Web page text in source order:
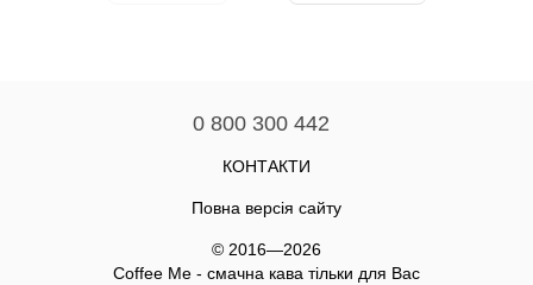
0 800 300 442
КОНТАКТИ
Повна версія сайту
© 2016—2026
Coffee Me - смачна кава тільки для Вас